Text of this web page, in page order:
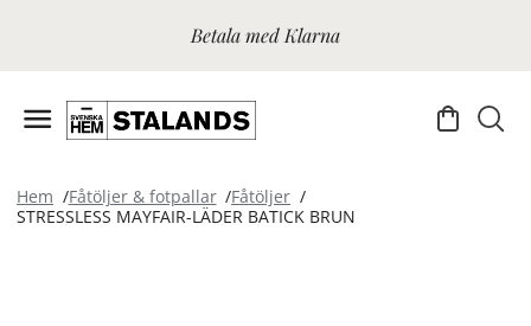
Betala med Klarna
Hem Fåtöljer & fotpallar
Fåtöljer
STRESSLESS MAYFAIR-LÄDER BATICK BRUN